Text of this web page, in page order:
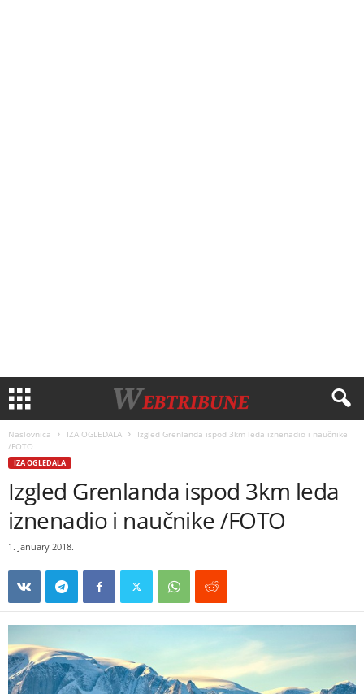
Naslovnica IZA OGLEDALA
Izgled Grenlanda ispod 3km leda iznenadio i naučnike
/FOTO
IZA OGLEDALA
Izgled Grenlanda ispod 3km leda
iznenadio i naučnike /FOTO
1. January 2018.